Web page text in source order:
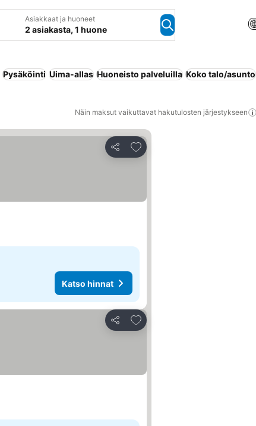
Asiakkaat ja huoneet
2 asiakasta, 1 huone
Pysäköinti Uima-allas Huoneisto palveluilla Koko talo/asunto
Näin maksut vaikuttavat hakutulosten järjestykseen
Jaa
Lisää suosikkeihin
Katso hinnat
Jaa
Lisää suosikkeihin